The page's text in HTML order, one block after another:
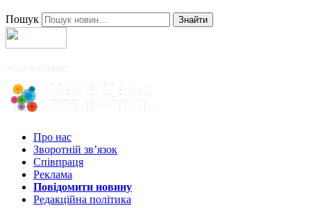
Пошук Знайти
Про нас
Зворотній зв’язок
Співпраця
Реклама
Повідомити новину
Редакційна політика